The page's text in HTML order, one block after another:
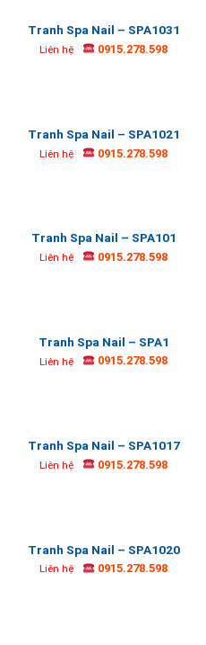
Tranh Spa Nail – SPA1031
Liên hệ 0915.278.598
Tranh Spa Nail – SPA1021
Liên hệ 0915.278.598
Tranh Spa Nail – SPA101
Liên hệ 0915.278.598
Tranh Spa Nail – SPA1
Liên hệ 0915.278.598
Tranh Spa Nail – SPA1017
Liên hệ 0915.278.598
Tranh Spa Nail – SPA1020
Liên hệ 0915.278.598